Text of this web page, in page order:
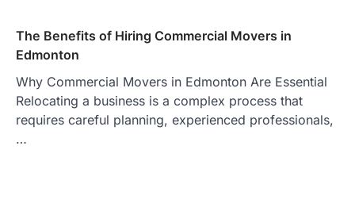
The Benefits of Hiring Commercial Movers in
Edmonton
Why Commercial Movers in Edmonton Are Essential
Relocating a business is a complex process that
requires careful planning, experienced professionals,
…